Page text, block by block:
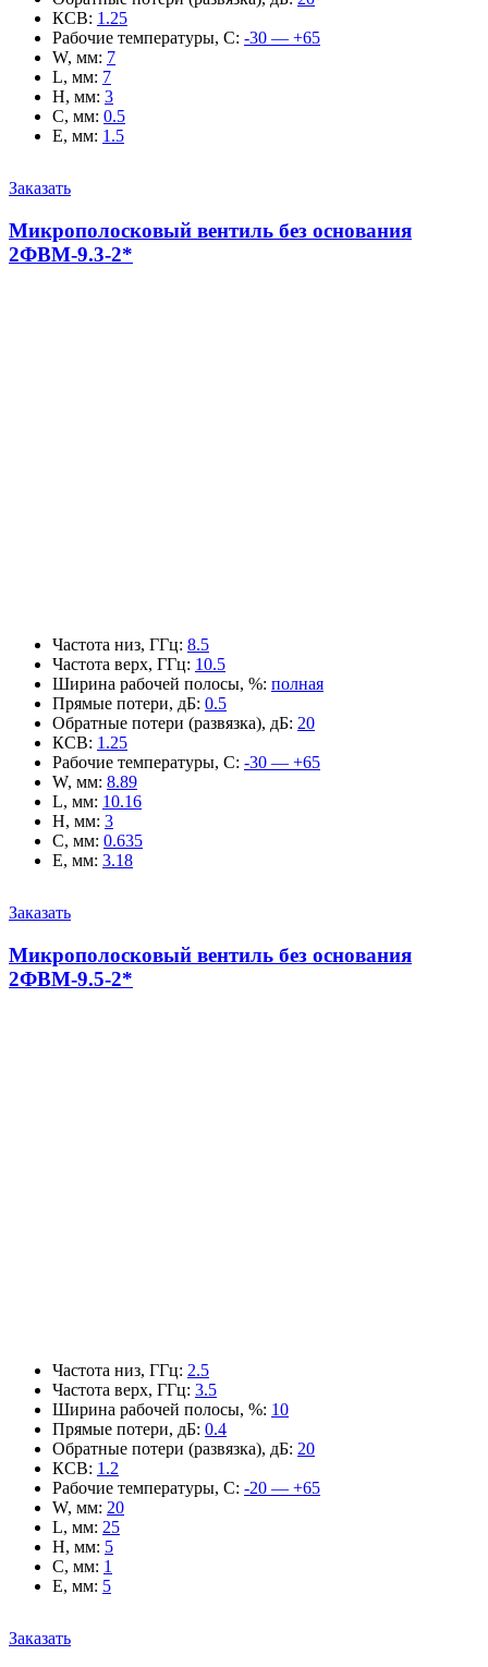
КСВ: 1.25
Рабочие температуры, С: -30 — +65
W, мм: 7
L, мм: 7
H, мм: 3
C, мм: 0.5
E, мм: 1.5
Заказать
Микрополосковый вентиль без основания
2ФВМ-9.3-2*
Частота низ, ГГц: 8.5
Частота верх, ГГц: 10.5
Ширина рабочей полосы, %: полная
Прямые потери, дБ: 0.5
Обратные потери (развязка), дБ: 20
КСВ: 1.25
Рабочие температуры, С: -30 — +65
W, мм: 8.89
L, мм: 10.16
H, мм: 3
C, мм: 0.635
E, мм: 3.18
Заказать
Микрополосковый вентиль без основания
2ФВМ-9.5-2*
Частота низ, ГГц: 2.5
Частота верх, ГГц: 3.5
Ширина рабочей полосы, %: 10
Прямые потери, дБ: 0.4
Обратные потери (развязка), дБ: 20
КСВ: 1.2
Рабочие температуры, С: -20 — +65
W, мм: 20
L, мм: 25
H, мм: 5
C, мм: 1
E, мм: 5
Заказать